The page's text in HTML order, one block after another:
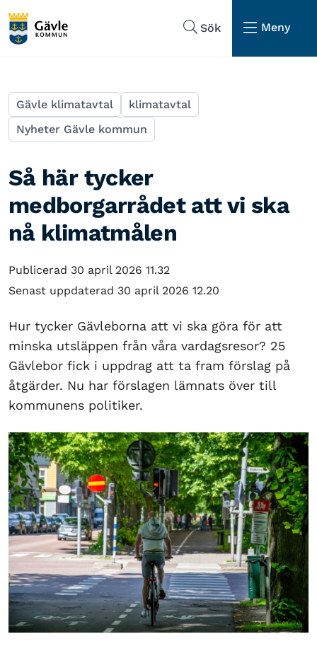
Sök
Meny
Gävle klimatavtal
klimatavtal
Nyheter Gävle kommun
Så här tycker
medborgarrådet att vi ska
nå klimatmålen
Publicerad 30 april 2026 11.32
Senast uppdaterad 30 april 2026 12.20
Hur tycker Gävleborna att vi ska göra för att
minska utsläppen från våra vardagsresor? 25
Gävlebor fick i uppdrag att ta fram förslag på
åtgärder. Nu har förslagen lämnats över till
kommunens politiker.